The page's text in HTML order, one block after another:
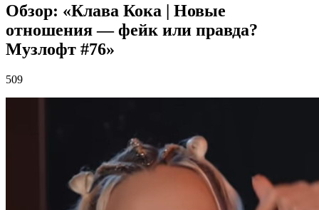
Обзор: «Клава Кока | Новые
отношения — фейк или правда?
Музлофт #76»
509